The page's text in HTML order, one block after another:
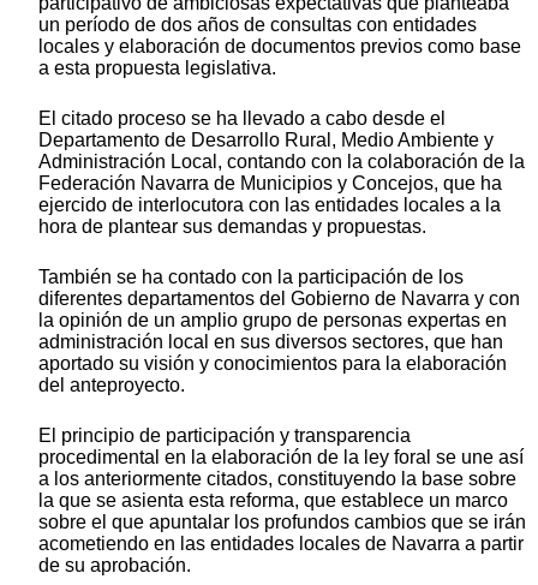
un período de dos años de consultas con entidades
locales y elaboración de documentos previos como base
a esta propuesta legislativa.
El citado proceso se ha llevado a cabo desde el
Departamento de Desarrollo Rural, Medio Ambiente y
Administración Local, contando con la colaboración de la
Federación Navarra de Municipios y Concejos, que ha
ejercido de interlocutora con las entidades locales a la
hora de plantear sus demandas y propuestas.
También se ha contado con la participación de los
diferentes departamentos del Gobierno de Navarra y con
la opinión de un amplio grupo de personas expertas en
administración local en sus diversos sectores, que han
aportado su visión y conocimientos para la elaboración
del anteproyecto.
El principio de participación y transparencia
procedimental en la elaboración de la ley foral se une así
a los anteriormente citados, constituyendo la base sobre
la que se asienta esta reforma, que establece un marco
sobre el que apuntalar los profundos cambios que se irán
acometiendo en las entidades locales de Navarra a partir
de su aprobación.